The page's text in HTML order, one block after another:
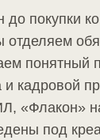
до покупки
понятный
и кадровой
«Флакон»
под